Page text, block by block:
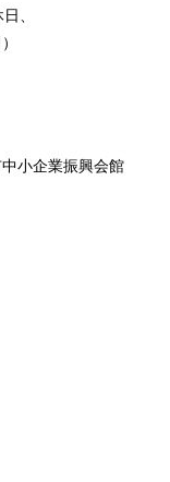
、
小企業振興会館